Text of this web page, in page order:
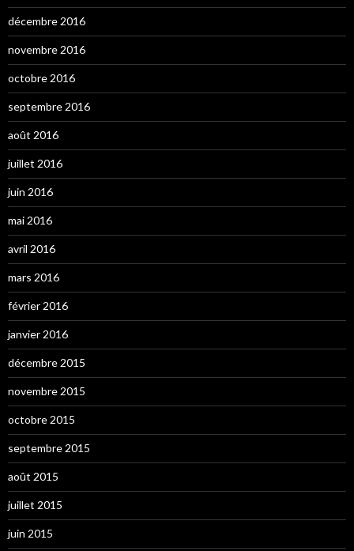
décembre 2016
novembre 2016
octobre 2016
septembre 2016
août 2016
juillet 2016
juin 2016
mai 2016
avril 2016
mars 2016
février 2016
janvier 2016
décembre 2015
novembre 2015
octobre 2015
septembre 2015
août 2015
juillet 2015
juin 2015